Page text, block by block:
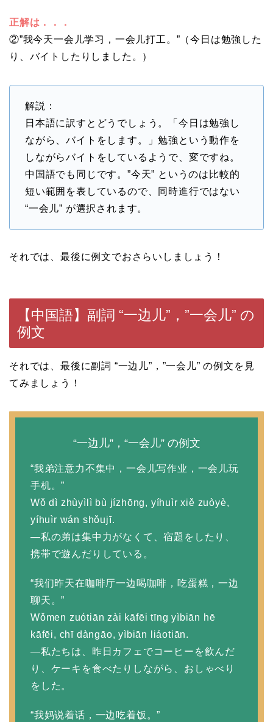
正解は．．．
②”我今天一会儿学习，一会儿打工。”（今日は勉強した
り、バイトしたりしました。）
解説：
日本語に訳すとどうでしょう。「今日は勉強し
ながら、バイトをします。」勉強という動作を
しながらバイトをしているようで、変ですね。
中国語でも同じです。”今天” というのは比較的
短い範囲を表しているので、同時進行ではない
“一会儿” が選択されます。
それでは、最後に例文でおさらいしましょう！
【中国語】副詞 “一边儿”，”一会儿” の
例文
それでは、最後に副詞 “一边儿”，”一会儿” の例文を見
てみましょう！
“一边儿”，“一会儿” の例文
“我弟注意力不集中，一会儿写作业，一会儿玩
手机。”
Wǒ dì zhùyìlì bù jízhōng, yíhuìr xiě zuòyè,
yíhuìr wán shǒujī.
—私の弟は集中力がなくて、宿題をしたり、
携帯で遊んだりしている。
“我们昨天在咖啡厅一边喝咖啡，吃蛋糕，一边
聊天。”
Wǒmen zuótiān zài kāfēi tīng yìbiān hē
kāfēi, chī dàngāo, yìbiān liáotiān.
—私たちは、昨日カフェでコーヒーを飲んだ
り、ケーキを食べたりしながら、おしゃべり
をした。
“我妈说着话，一边吃着饭。”